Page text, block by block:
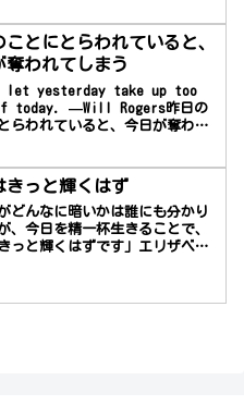
ことにとらわれていると、
奪われてしまう
let yesterday take up too
today. —Will Rogers昨日の
らわれていると、今日が奪われ
きっと輝くはず
どんなに暗いかは誰にも分かり
、今日を精一杯生きることで、
っと輝くはずです」エリザベ